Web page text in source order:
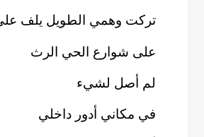
تركت وهمي الطويل يلف على
على شوارع الحي الرث
لم أصل لشيء
في مكاني أدور داخلي